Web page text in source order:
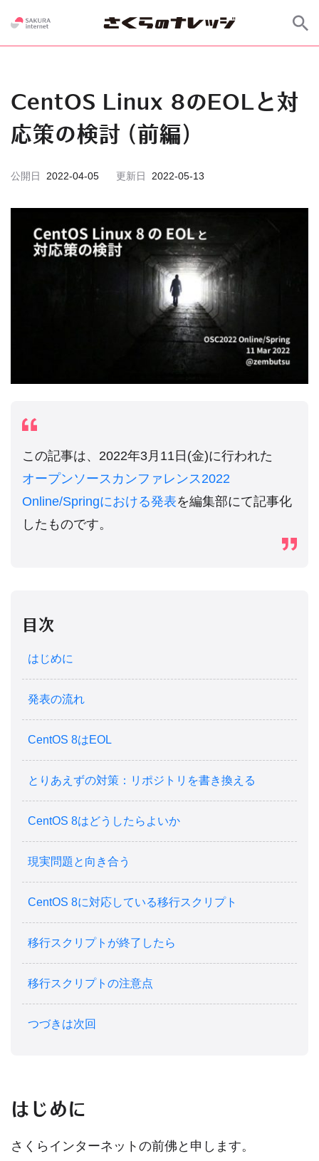
CentOS Linux 8のEOLと対
応策の検討 (前編)
公開日 2022-04-05 更新日 2022-05-13
この記事は、2022年3月11日(金)に行われた
オープンソースカンファレンス2022
Online/Springにおける発表を編集部にて記事化
したものです。
目次
はじめに
発表の流れ
CentOS 8はEOL
とりあえずの対策：リポジトリを書き換える
CentOS 8はどうしたらよいか
現実問題と向き合う
CentOS 8に対応している移行スクリプト
移行スクリプトが終了したら
移行スクリプトの注意点
つづきは次回
はじめに
さくらインターネットの前佛と申します。